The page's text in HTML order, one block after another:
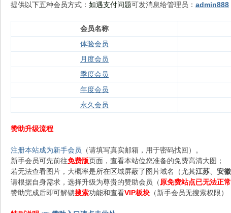
提供以下五种会员方式： 如遇支付问题可发消息给管理员： admin888
会员名称
体验会员
月度会员
季度会员
年度会员
永久会员
赞助升级流程
注册本站成为新手会员 （请填写真实邮箱，用于密码找回）。
新手会员可先前往免费版页面，查看本站位您准备的免费高清大图；
若无法查看图片，大概率是所在区域屏蔽了图片域名（尤其江苏 安徽
请根据自身需求，选择升级为尊贵的赞助会员（原免费站点已无法正
赞助完成后即可解锁搜索功能和查看VIP板块 （新手会员无搜索权限